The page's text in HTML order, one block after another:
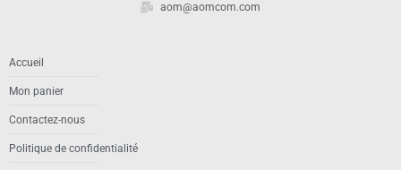
aom@aomcom.com
Accueil
Mon panier
Contactez-nous
Politique de confidentialité